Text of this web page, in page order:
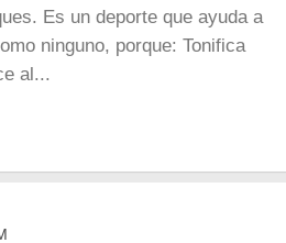
Es un deporte que ayuda a
ninguno, porque: Tonifica
al...